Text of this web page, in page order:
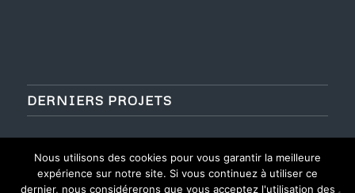
DERNIERS PROJETS
Nous utilisons des cookies pour vous garantir la meilleure
expérience sur notre site. Si vous continuez à utiliser ce
dernier, nous considérerons que vous acceptez l'utilisation des